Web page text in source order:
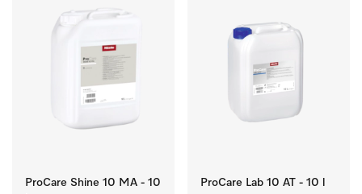
ProCare Shine 10 MA - 10
ProCare Lab 10 AT - 10 l